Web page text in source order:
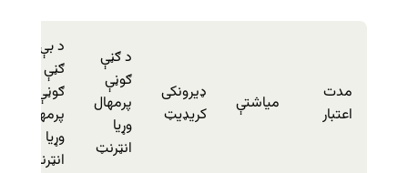
د بې
ګڼې
ګوڼې
پرمهال
وړیا
انټرنټ
د ګڼې
ګوڼې
پرمهال
وړیا
انټرنټ
ډیرونکی
کریډیټ
میاشتې
مدت
اعتبار